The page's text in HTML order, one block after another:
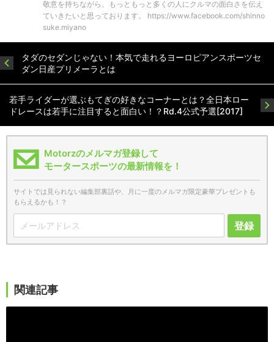
敬意を持ちながら、もっともっと多くの人にクルマの面白さを伝え
ていきたいと思っております。 https://www.facebook.com/shinno
suke.miyano
タダのセダンじゃない！本気で走れるヨーロピアンスポーツセ
ダン日産プリメーラとは
若手ライダーが選ぶもてぎの好きなコーナーとは？全日本ロー
ドレースは若手に注目すると面白い！？Rd.4公式予選[2017]
Motorzのメルマガ登録して
モータースポーツの最新情報を！
サイトでは見られない編集部裏話や、月に一度のメルマガ限定豪華プレゼントも
もらえるかも！？
登録
関連記事